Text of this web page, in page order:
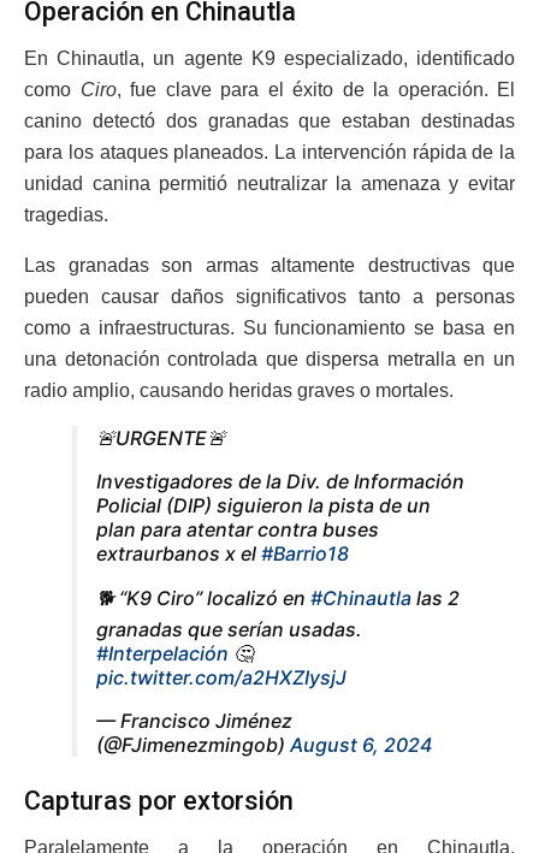
Operación en Chinautla
En Chinautla, un agente K9 especializado, identificado
como Ciro, fue clave para el éxito de la operación. El
canino detectó dos granadas que estaban destinadas
para los ataques planeados. La intervención rápida de la
unidad canina permitió neutralizar la amenaza y evitar
tragedias.
Las granadas son armas altamente destructivas que
pueden causar daños significativos tanto a personas
como a infraestructuras. Su funcionamiento se basa en
una detonación controlada que dispersa metralla en un
radio amplio, causando heridas graves o mortales.
🚨URGENTE🚨
Investigadores de la Div. de Información
Policial (DIP) siguieron la pista de un
plan para atentar contra buses
extraurbanos x el #Barrio18
🐕 “K9 Ciro” localizó en #Chinautla las 2
granadas que serían usadas.
#Interpelación 🤔
pic.twitter.com/a2HXZIysjJ
— Francisco Jiménez
(@FJimenezmingob)August 6, 2024
Capturas por extorsión
Paralelamente a la operación en Chinautla,